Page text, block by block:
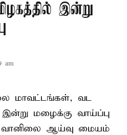
இன்று
am
மாவட்டங்கள், வட
மழைக்கு வாய்ப்பு
ஆய்வு மையம்